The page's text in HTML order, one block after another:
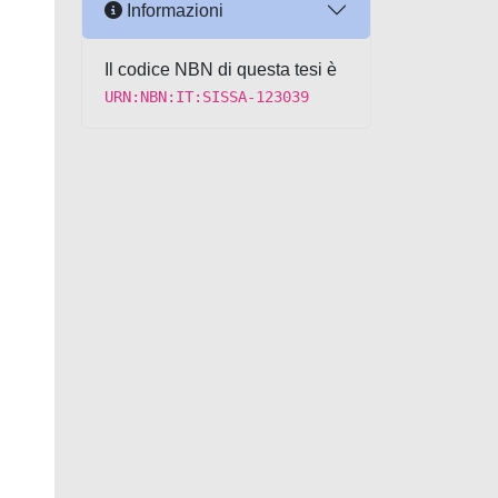
Informazioni
Il codice NBN di questa tesi è
URN:NBN:IT:SISSA-123039